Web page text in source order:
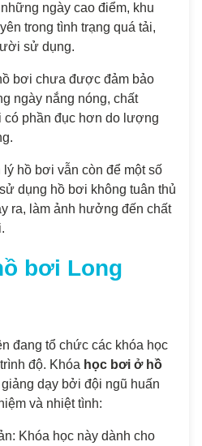
ngày cao điểm, khu
trong tình trạng quá tải,
sử dụng.
bơi chưa được đảm bảo
ngày nắng nóng, chất
phần đục hơn do lượng
lý hồ bơi vẫn còn để một số
dụng hồ bơi không tuân thủ
ra, làm ảnh hưởng đến chất
bơi Long
đang tổ chức các khóa học
độ. Khóa học bơi ở hồ
dạy bởi đội ngũ huấn
và nhiệt tình:
Khóa học này dành cho